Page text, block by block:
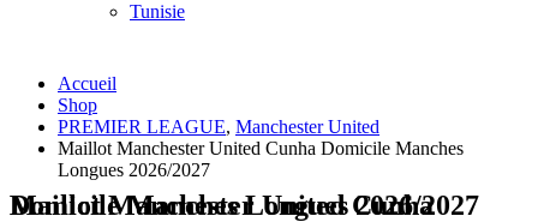
Tunisie
Accueil
Shop
PREMIER LEAGUE, Manchester United
Maillot Manchester United Cunha Domicile Manches
Longues 2026/2027
Maillot Manchester United Cunha Domicile Manches Longues 2026/2027